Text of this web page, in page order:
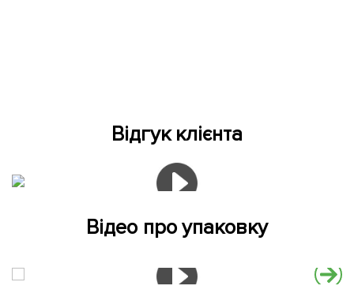
Відгук клієнта
Відео про упаковку